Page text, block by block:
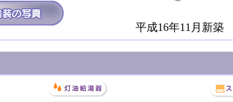
平成16年11月新築